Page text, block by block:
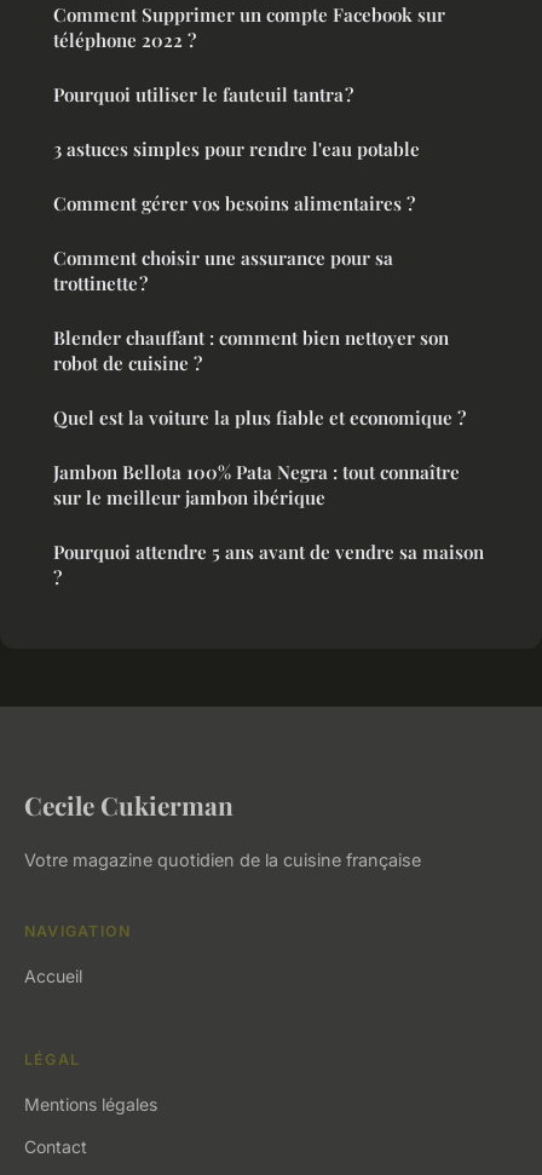
Comment Supprimer un compte Facebook sur
téléphone 2022 ?
Pourquoi utiliser le fauteuil tantra ?
3 astuces simples pour rendre l'eau potable
Comment gérer vos besoins alimentaires ?
Comment choisir une assurance pour sa
trottinette ?
Blender chauffant : comment bien nettoyer son
robot de cuisine ?
Quel est la voiture la plus fiable et economique ?
Jambon Bellota 100% Pata Negra : tout connaître
sur le meilleur jambon ibérique
Pourquoi attendre 5 ans avant de vendre sa maison
?
Cecile Cukierman
Votre magazine quotidien de la cuisine française
NAVIGATION
Accueil
LÉGAL
Mentions légales
Contact